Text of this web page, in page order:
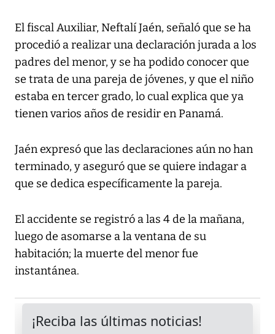
El fiscal Auxiliar, Neftalí Jaén, señaló que se ha
procedió a realizar una declaración jurada a los
padres del menor, y se ha podido conocer que
se trata de una pareja de jóvenes, y que el niño
estaba en tercer grado, lo cual explica que ya
tienen varios años de residir en Panamá.
Jaén expresó que las declaraciones aún no han
terminado, y aseguró que se quiere indagar a
que se dedica específicamente la pareja.
El accidente se registró a las 4 de la mañana,
luego de asomarse a la ventana de su
habitación; la muerte del menor fue
instantánea.